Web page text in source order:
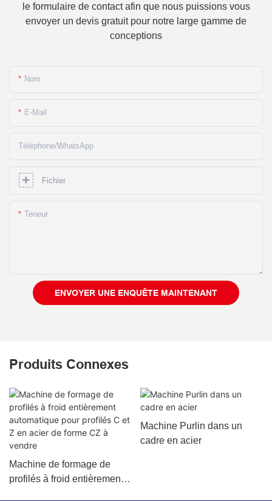
le formulaire de contact afin que nous puissions vous
envoyer un devis gratuit pour notre large gamme de
conceptions
Nom
E-Mail
Téléphone/WhatsApp
Fichier
Teneur
ENVOYER UNE ENQUÊTE MAINTENANT
Produits Connexes
Machine de formage de
profilés à froid entièrement
Machine Purlin dans un
cadre en acier